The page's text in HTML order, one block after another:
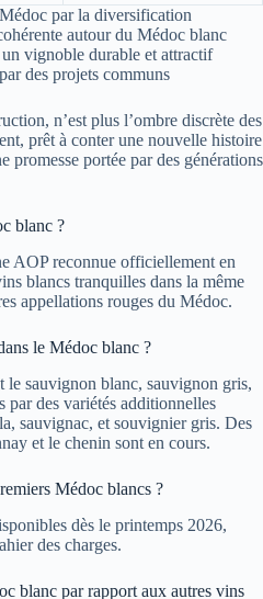
par la diversification
autour du Médoc blanc
vignoble durable et attractif
des projets communs
n’est plus l’ombre discrète des
prêt à conter une nouvelle histoire
promesse portée par des générations
blanc ?
AOP reconnue officiellement en
blancs tranquilles dans la même
appellations rouges du Médoc.
le Médoc blanc ?
le sauvignon blanc, sauvignon gris,
par des variétés additionnelles
sauvignac, et souvignier gris. Des
et le chenin sont en cours.
Médoc blancs ?
dès le printemps 2026,
des charges.
blanc par rapport aux autres vins